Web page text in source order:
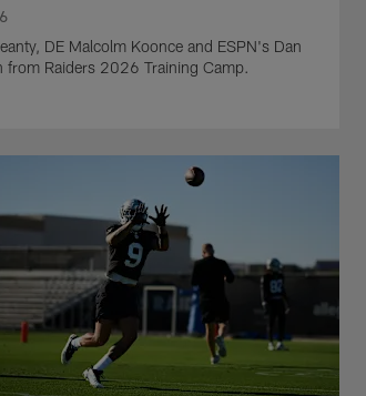
DE Malcolm Koonce and ESPN's Dan
from Raiders 2026 Training Camp.